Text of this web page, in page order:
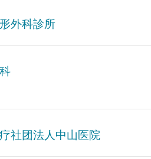
外科診所
社团法人中山医院